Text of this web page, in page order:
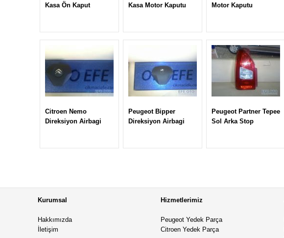
Kasa Ön Kaput
Kasa Motor Kaputu
Motor Kaputu
Citroen Nemo
Direksiyon Airbagi
Peugeot Bipper
Direksiyon Airbagi
Peugeot Partner Tepee
Sol Arka Stop
Kurumsal
Hakkımızda
İletişim
Hizmetlerimiz
Peugeot Yedek Parça
Citroen Yedek Parça